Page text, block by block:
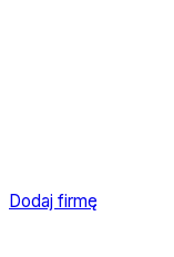
Dodaj firmę